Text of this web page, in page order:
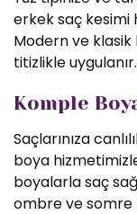
erkek saç kesimi
Modern ve
titizlikle uygulanır.
Komple
Saçlarınıza
boya
boyalarla saç
ombre ve somre